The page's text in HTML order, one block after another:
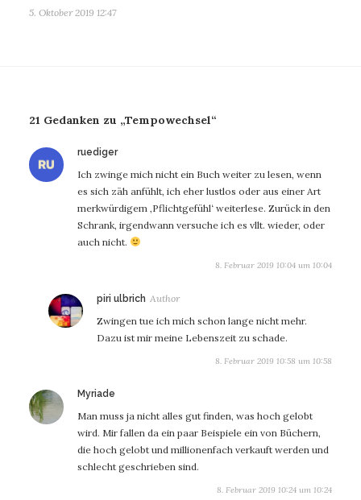
5. Oktober 2019 12:47
21 Gedanken zu „Tempowechsel“
ruedigersagt:
Ich zwinge mich nicht ein Buch weiter zu lesen, wenn
es sich zäh anfühlt, ich eher lustlos oder aus einer Art
merkwürdigem ‚Pflichtgefühl‘ weiterlese. Zurück in den
Schrank, irgendwann versuche ich es vllt. wieder, oder
auch nicht.
8. Februar 2019 10:04 um 10:04
piri ulbrich sagt:
Zwingen tue ich mich schon lange nicht mehr.
Dazu ist mir meine Lebenszeit zu schade.
8. Februar 2019 10:58 um 10:58
Myriade
Man muss ja nicht alles gut finden, was hoch gelobt
wird. Mir fallen da ein paar Beispiele ein von Büchern,
die hoch gelobt und millionenfach verkauft werden und
schlecht geschrieben sind.
8. Februar 2019 10:24 um 10:24